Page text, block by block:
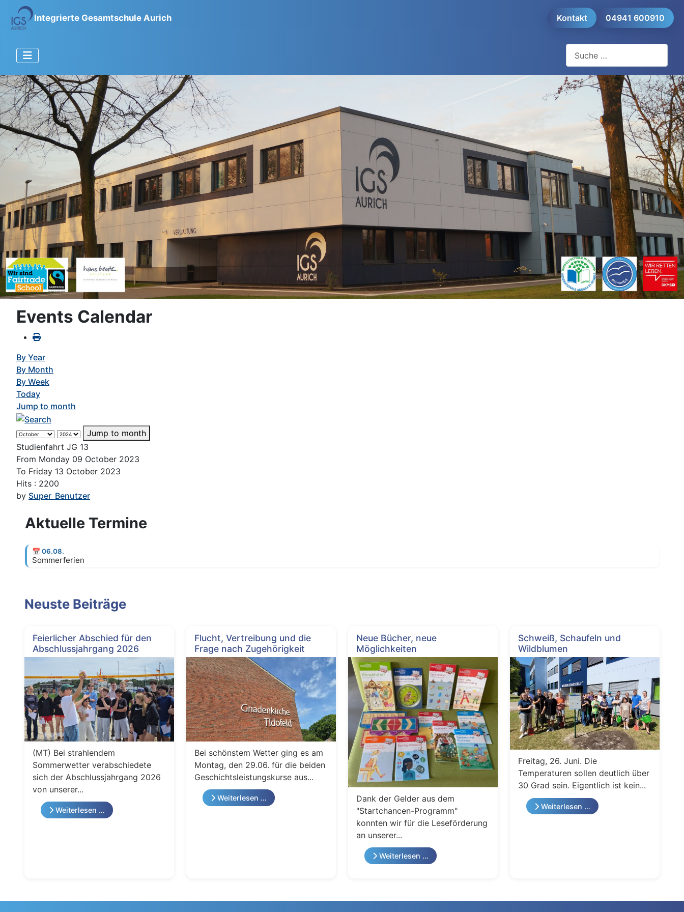
Integrierte Gesamtschule Aurich Kontakt 04941 600910
Events Calendar
By Year
By Month
By Week
Today
Jump to month
Jump to month
Studienfahrt JG 13
From Monday 09 October 2023
To Friday 13 October 2023
Hits : 2200
by Super_Benutzer
Aktuelle Termine
📅 06.08.
Sommerferien
Neuste Beiträge
Feierlicher Abschied für den
Abschlussjahrgang 2026
(MT) Bei strahlendem
Sommerwetter verabschiedete
sich der Abschlussjahrgang 2026
von unserer...
Weiterlesen …
Flucht, Vertreibung und die
Frage nach Zugehörigkeit
Bei schönstem Wetter ging es am
Montag, den 29.06. für die beiden
Geschichtsleistungskurse aus...
Weiterlesen …
Neue Bücher, neue
Möglichkeiten
Dank der Gelder aus dem
"Startchancen-Programm"
konnten wir für die Leseförderung
an unserer...
Weiterlesen …
Schweiß, Schaufeln und
Wildblumen
Freitag, 26. Juni. Die
Temperaturen sollen deutlich über
30 Grad sein. Eigentlich ist kein...
Weiterlesen …